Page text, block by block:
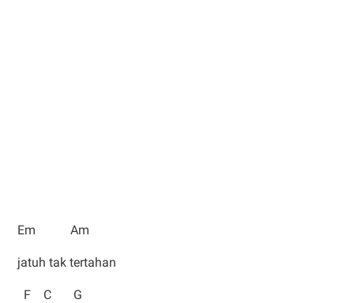
Em Am
jatuh tak tertahan
F C G